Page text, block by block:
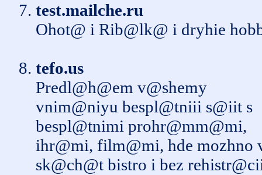
test.mailche.ru
Ohot@ i Rib@lk@ i dryhie
tefo.us
Predl@h@em v@shemy
vnim@niyu bespl@tniii s@iit s
bespl@tnimi prohr@mm@mi,
ihr@mi, film@mi, hde mozhno
sk@ch@t bistro i bez